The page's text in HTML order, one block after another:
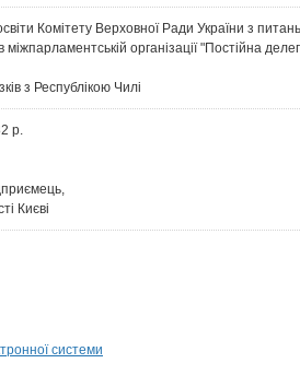
Комітету Верховної Ради України з питань
організації "Постійна
з Республікою Чилі
р.
Києві
системи